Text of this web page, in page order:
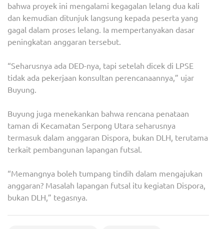
bahwa proyek ini mengalami kegagalan lelang dua kali
dan kemudian ditunjuk langsung kepada peserta yang
gagal dalam proses lelang. Ia mempertanyakan dasar
peningkatan anggaran tersebut.
“Seharusnya ada DED-nya, tapi setelah dicek di LPSE
tidak ada pekerjaan konsultan perencanaannya,” ujar
Buyung.
Buyung juga menekankan bahwa rencana penataan
taman di Kecamatan Serpong Utara seharusnya
termasuk dalam anggaran Dispora, bukan DLH, terutama
terkait pembangunan lapangan futsal.
“Memangnya boleh tumpang tindih dalam mengajukan
anggaran? Masalah lapangan futsal itu kegiatan Dispora,
bukan DLH,” tegasnya.